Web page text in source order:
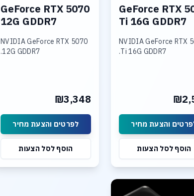
GeForce RTX
Ti 16G GDDR7
NVIDIA GeForce RTX
Ti 16G GDDR7.
והצעת מחיר
הוסף לסל הצעות
GeForce RTX 5070
12G GDDR7
NVIDIA GeForce RTX 5070
12G GDDR7.
₪3,348
לפרטים והצעת מחיר
הוסף לסל הצעות